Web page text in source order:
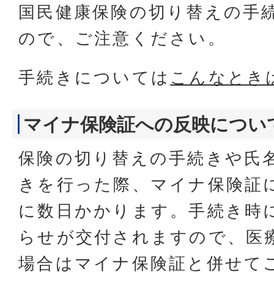
国民健康保険の切り替えの手
ので、ご注意ください。
手続きについては こんなとき
マイナ保険証への反映につい
保険の切り替えの手続きや氏
きを行った際、マイナ保険証
に数日かかります。手続き時
らせが交付されますので、医
場合はマイナ保険証と併せて